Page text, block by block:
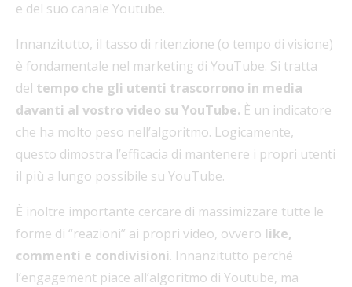
e del suo canale Youtube.
Innanzitutto, il tasso di ritenzione (o tempo di visione)
è fondamentale nel marketing di YouTube. Si tratta
del tempo che gli utenti trascorrono in media
davanti al vostro video su YouTube. È un indicatore
che ha molto peso nell’algoritmo. Logicamente,
questo dimostra l’efficacia di mantenere i propri utenti
il più a lungo possibile su YouTube.
È inoltre importante cercare di massimizzare tutte le
forme di “reazioni” ai propri video, ovvero like,
commenti e condivisioni. Innanzitutto perché
l’engagement piace all’algoritmo di Youtube, ma